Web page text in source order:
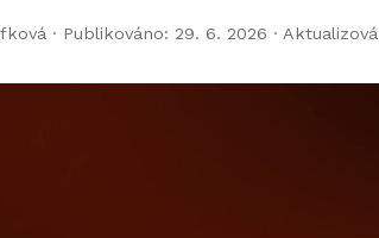
· Publikováno: 29. 6. 2026 ·